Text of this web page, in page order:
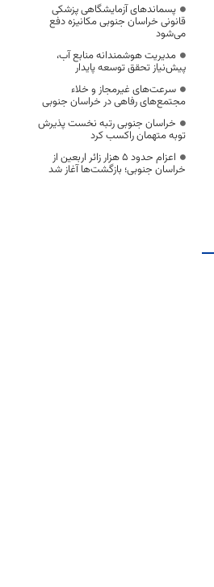
پسماندهای آزمایشگاهی پزشکی
قانونی خراسان جنوبی مکانیزه دفع
می‌شود
مدیریت هوشمندانه منابع آب،
پیش‌نیاز تحقق توسعه پایدار
سرعت‌های غیرمجاز و خلاء
مجتمع‌های رفاهی در خراسان جنوبی
خراسان جنوبی رتبه نخست پذیرش
توبه متهمان راکسب کرد
اعزام حدود 5 هزار زائر اربعین از
خراسان جنوبی؛ بازگشت‌ها آغاز شد